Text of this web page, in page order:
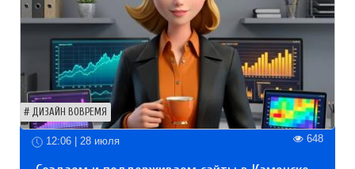
ДИЗАЙН ВОВРЕМЯ
12:06 | 28 июля 648